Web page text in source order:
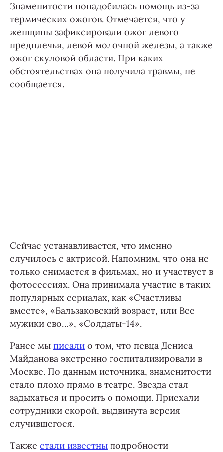
Знаменитости понадобилась помощь из-за
термических ожогов. Отмечается, что у
женщины зафиксировали ожог левого
предплечья, левой молочной железы, а также
ожог скуловой области. При каких
обстоятельствах она получила травмы, не
сообщается.
Сейчас устанавливается, что именно
случилось с актрисой. Напомним, что она не
только снимается в фильмах, но и участвует в
фотосессиях. Она принимала участие в таких
популярных сериалах, как «Счастливы
вместе», «Бальзаковский возраст, или Все
мужики сво…», «Солдаты-14».
Ранее мы писали о том, что певца Дениса
Майданова экстренно госпитализировали в
Москве. По данным источника, знаменитости
стало плохо прямо в театре. Звезда стал
задыхаться и просить о помощи. Приехали
сотрудники скорой, выдвинута версия
случившегося.
Также стали известны подробности